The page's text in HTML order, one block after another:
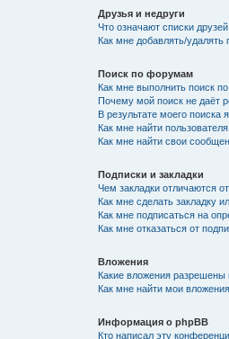
Друзья и недруги
Что означают списки
Как мне добавлять/удалять
Поиск по форумам
Как мне выполнить поиск
Почему мой поиск не даёт
В результате моего поиска
Как мне найти
Как мне найти свои
Подписки и закладки
Чем закладки отличаются
Как мне сделать закладку
Как мне подписаться на
Как мне отказаться от
Вложения
Какие вложения разрешены
Как мне найти мои
Информация о phpBB
Кто написал эту